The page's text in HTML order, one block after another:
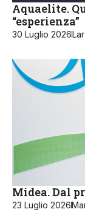
Aquaelite.
“esperienza”
30 Luglio 2026
Midea. Dal
23 Luglio 2026